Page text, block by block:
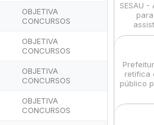
OBJETIVA
CONCURSOS
OBJETIVA
CONCURSOS
OBJETIVA
CONCURSOS
OBJETIVA
CONCURSOS
SESAU
retifica
público